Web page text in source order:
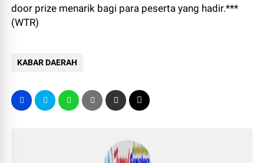
door prize menarik bagi para peserta yang hadir.***
(WTR)
KABAR DAERAH